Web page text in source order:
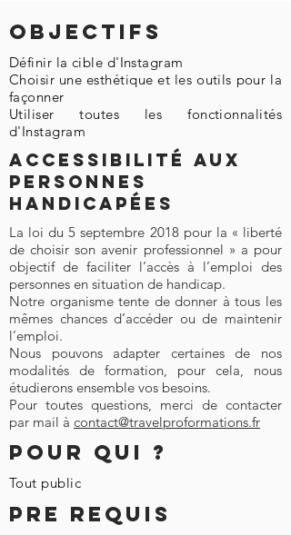
Objectifs
Définir la cible d'Instagram
Choisir une esthétique et les outils pour la
façonner
Utiliser toutes les fonctionnalités
d'Instagram
Accessibilité aux
personnes
handicapées
La loi du 5 septembre 2018 pour la « liberté
de choisir son avenir professionnel » a pour
objectif de faciliter l’accès à l’emploi des
personnes en situation de handicap.
Notre organisme tente de donner à tous les
mêmes chances d’accéder ou de maintenir
l’emploi.
Nous pouvons adapter certaines de nos
modalités de formation, pour cela, nous
étudierons ensemble vos besoins.
Pour toutes questions, merci de contacter
par mail à contact@travelproformations.fr
Pour Qui ?
Tout public
PRE REQUIS